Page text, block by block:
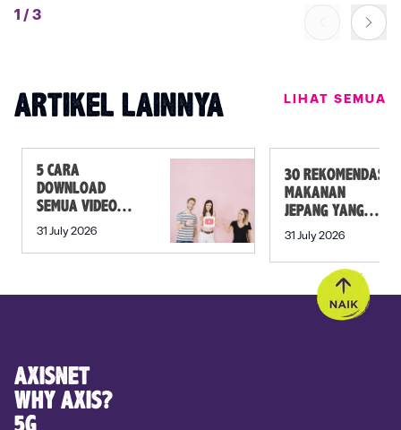
1 / 3
ARTIKEL LAINNYA LIHAT SEMUA
5 CARA
DOWNLOAD
SEMUA VIDEO
DALAM PLAYLIST
31 July 2026
30 REKOMENDASI
MAKANAN
JEPANG YANG
MUST TRY SELAIN
31 July 2026
AXISNET
WHY AXIS?